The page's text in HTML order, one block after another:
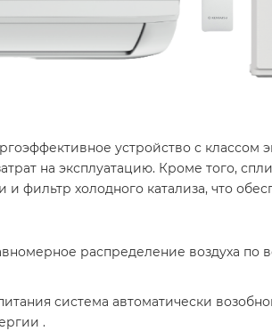
устройство с классом
на эксплуатацию. Кроме того,
и фильтр холодного катализа, что
распределение воздуха
система автоматически
.​